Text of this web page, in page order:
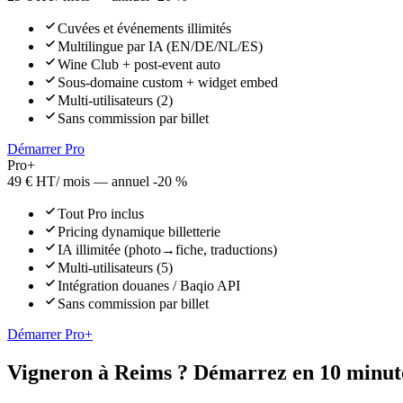
Cuvées et événements illimités
Multilingue par IA (EN/DE/NL/ES)
Wine Club + post-event auto
Sous-domaine custom + widget embed
Multi-utilisateurs (2)
Sans commission par billet
Démarrer Pro
Pro+
49 € HT/ mois — annuel -20 %
Tout Pro inclus
Pricing dynamique billetterie
IA illimitée (photo→fiche, traductions)
Multi-utilisateurs (5)
Intégration douanes / Baqio API
Sans commission par billet
Démarrer Pro+
Vigneron à Reims ? Démarrez en 10